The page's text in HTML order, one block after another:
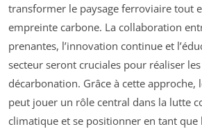
transformer le paysage ferroviaire tout
empreinte carbone. La collaboration
prenantes, l’innovation continue et
secteur seront cruciales pour réaliser
décarbonation. Grâce à cette approche,
peut jouer un rôle central dans la lutte
climatique et se positionner en tant que